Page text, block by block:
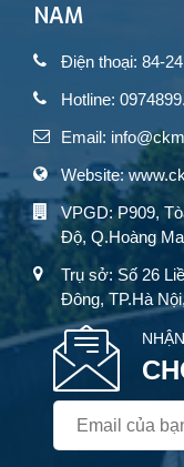
NAM
Điện thoại: 84-
Hotline:
Email:
Website:
VPGD: P909,
Độ, Q.Hoàng
Trụ sở: Số 26
Đông, TP.Hà